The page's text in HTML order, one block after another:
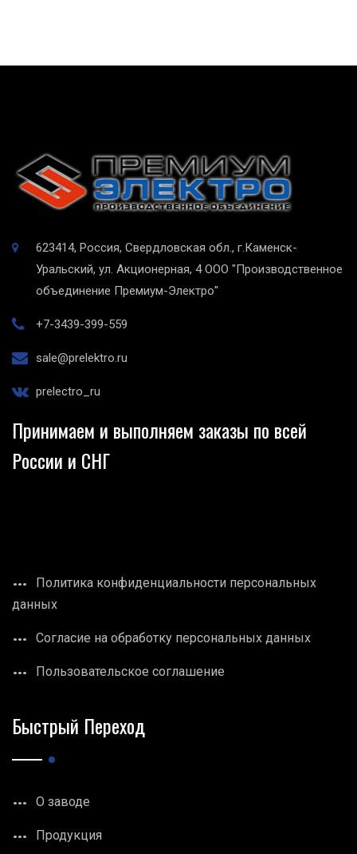
623414, Россия, Свердловская обл., г.Каменск-
Уральский, ул. Акционерная, 4 ООО "Производственное
объединение Премиум-Электро"
+7-3439-399-559
sale@prelektro.ru
prelectro_ru
Принимаем и выполняем заказы по всей
России и СНГ
Политика конфиденциальности персональных
данных
Согласие на обработку персональных данных
Пользовательское соглашение
Быстрый Переход
О заводе
Продукция